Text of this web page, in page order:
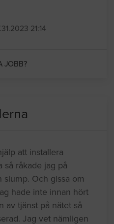
21:14
JOBB?
att installera
så råkade jag på
Och gissa om
hade inte innan hört
av tjänst på nätet så
Jag vet nämligen